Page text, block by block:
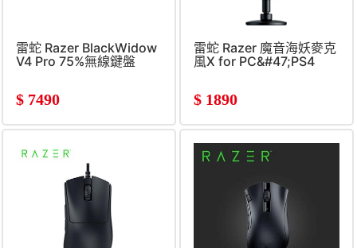
雷蛇 Razer BlackWidow
V4 Pro 75%無線鍵盤
$ 7490
雷蛇 Razer 魔音海妖麥克
風X for PC&#47;PS4
$ 1890